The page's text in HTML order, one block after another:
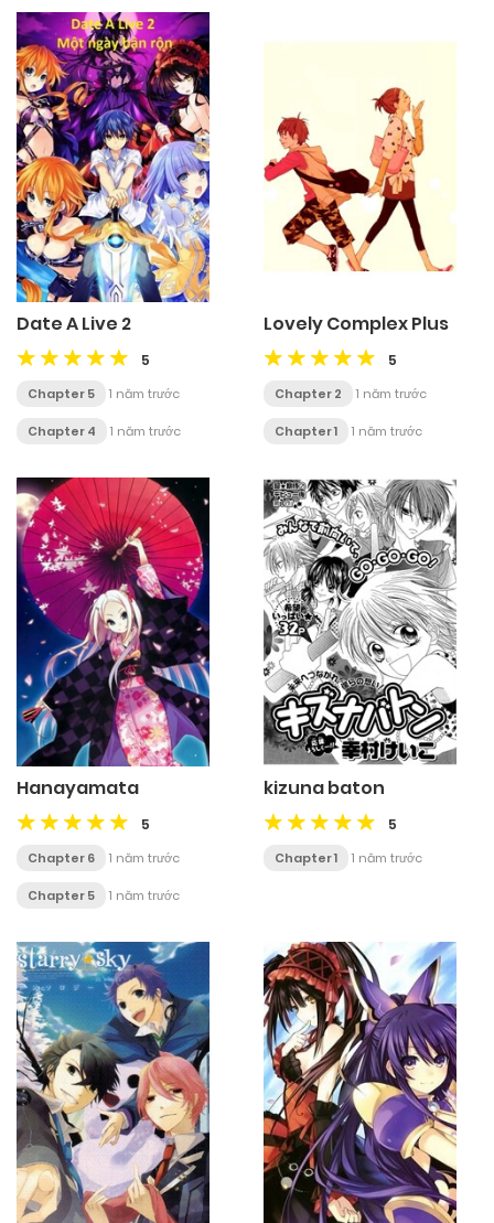
Date A Live 2
5
Chapter 5 1 năm trước
Chapter 4 1 năm trước
Lovely Complex Plus
5
Chapter 2 1 năm trước
Chapter 1 1 năm trước
Hanayamata
5
Chapter 6 1 năm trước
Chapter 5 1 năm trước
kizuna baton
5
Chapter 1 1 năm trước